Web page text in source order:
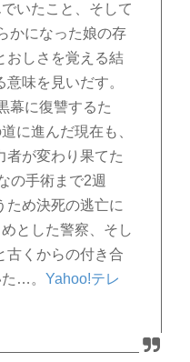
いたこと、そして
かになった娘の存
おしさを覚える結
味を見いだす。
幕に復讐するた
に進んだ現在も、
者が変わり果てた
の手術まで2週
ため決死の逃亡に
とした警察、そし
古くからの付き合
た…。Yahoo!テレ